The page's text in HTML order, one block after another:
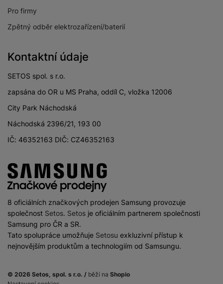
Pro firmy
Zpětný odběr elektrozařízení/baterií
Kontaktní údaje
SETOS spol. s r.o.
zapsána do OR u MS Praha, oddíl C, vložka 12006
City Park Náchodská
Náchodská 2396/21, 193 00
IČ: 46352163 DIČ: CZ46352163
8 oficiálních značkových prodejen Samsung provozuje
společnost Setos. Setos je oficiálním partnerem společnosti
Samsung pro ČR a SR.
Tato spolupráce umožňuje Setosu exkluzivní přístup k
nejnovějším produktům a technologiím od Samsungu.
© 2026 Setos, spol. s r.o. / běží na Shopio